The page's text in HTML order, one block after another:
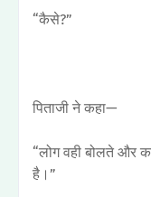
“कैसे?”
पिताजी ने कहा—
“लोग वही बोलते और
है।”